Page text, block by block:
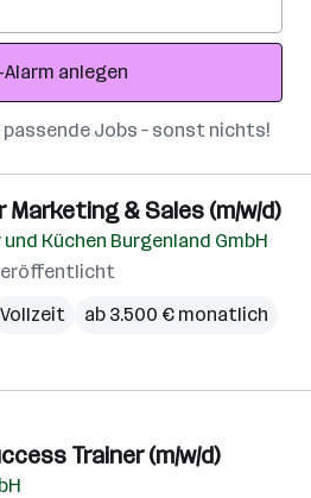
anlegen
Jobs – sonst nichts!
& Sales (m/w/d)
Küchen Burgenland GmbH
Vollzeit ab 3.500 € monatlich
Trainer (m/w/d)